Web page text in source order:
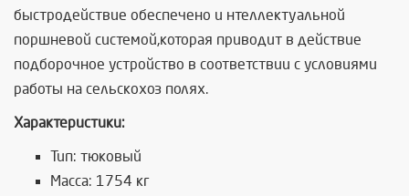
быстродействие обеспечено и нтеллектуальной
поршневой системой,которая приводит в действие
подборочное устройство в соответствии с условиями
работы на сельскохоз полях.
Характеристики:
Тип: тюковый
Масса: 1754 кг